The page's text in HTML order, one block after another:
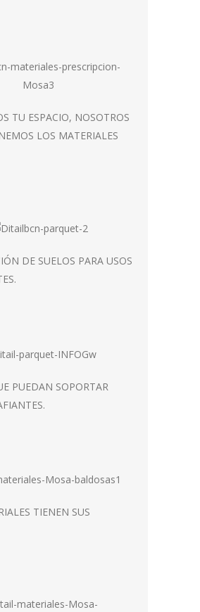
TU ESPACIO, NOSOTROS
LOS MATERIALES
DE SUELOS PARA USOS
PUEDAN SOPORTAR
TIENEN SUS